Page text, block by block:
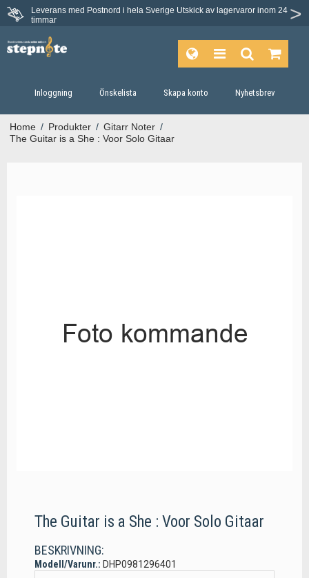
Leverans med Postnord i hela Sverige Utskick av lagervaror inom 24
timmar
Inloggning Önskelista Skapa konto Nyhetsbrev
Home / Produkter / Gitarr Noter /
The Guitar is a She : Voor Solo Gitaar
The Guitar is a She : Voor Solo Gitaar
BESKRIVNING:
Modell/Varunr.: DHP0981296401